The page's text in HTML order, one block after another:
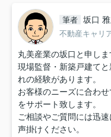
筆者 坂口
不動産キャリ
丸美産業の坂口と申しま
現場監督・新築戸建て
れの経験があります。
お客様のニーズに合わ
をサポート致します。
ご相談やご質問には迅
声掛けください。